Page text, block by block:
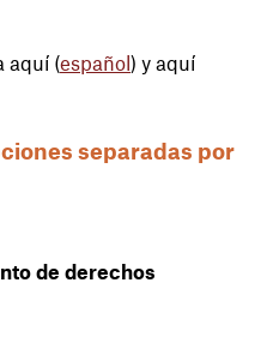
aquí (español) y aquí
separadas por
de derechos